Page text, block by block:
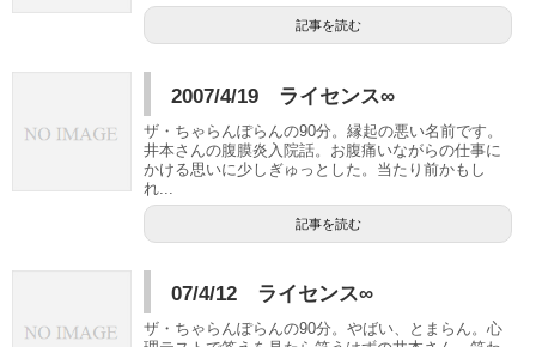
記事を読む
2007/4/19 ライセンス∞
ザ・ちゃらんぽらんの90分。縁起の悪い名前です。
井本さんの腹膜炎入院話。お腹痛いながらの仕事に
かける思いに少しぎゅっとした。当たり前かもし
れ...
記事を読む
07/4/12 ライセンス∞
ザ・ちゃらんぽらんの90分。やばい、とまらん。心